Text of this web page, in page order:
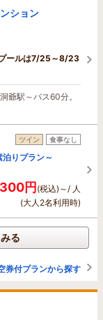
ション
ールは7/25～8/23
爺駅～バス60分。
ツイン 食事なし
泊りプラン～
円(税込)～/ 人
(大人2名利用時)
る
券付プランから探す